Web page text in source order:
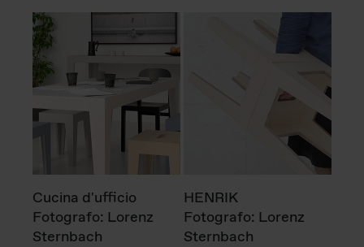
Cucina d'ufficio
Fotografo: Lorenz
Sternbach
HENRIK
Fotografo: Lorenz
Sternbach